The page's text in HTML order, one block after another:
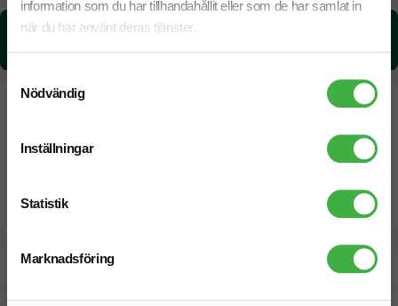
information som du har tillhandahållit eller som de har samlat in
när du har använt deras tjänster.
Samtyckesval
Nödvändig
Inställningar
Statistik
Marknadsföring
CO₂e -avtryck:
Designskiss inom 1 h